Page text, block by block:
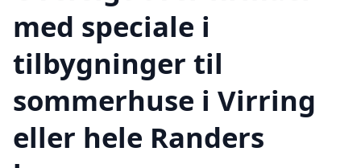
med speciale i
tilbygninger til
sommerhuse i Virring
eller hele Randers